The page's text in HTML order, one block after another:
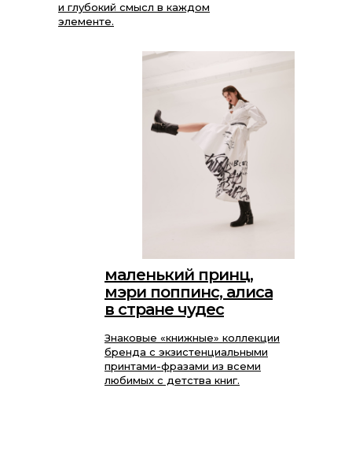
Знаковые «книжные» коллекции
бренда с экзистенциальными
принтами-фразами из всеми
любимых с детства книг.
маленький принц,
мэри поппинс, алиса
в стране чудес
и глубокий смысл в каждом
элементе.